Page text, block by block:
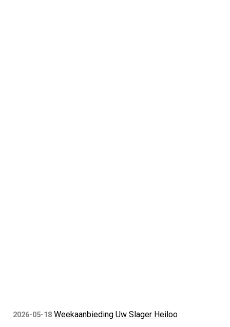
2026-05-18 Weekaanbieding Uw Slager Heiloo